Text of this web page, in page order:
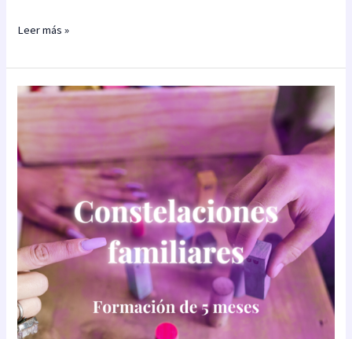
Leer más »
Constelaciones
familiares